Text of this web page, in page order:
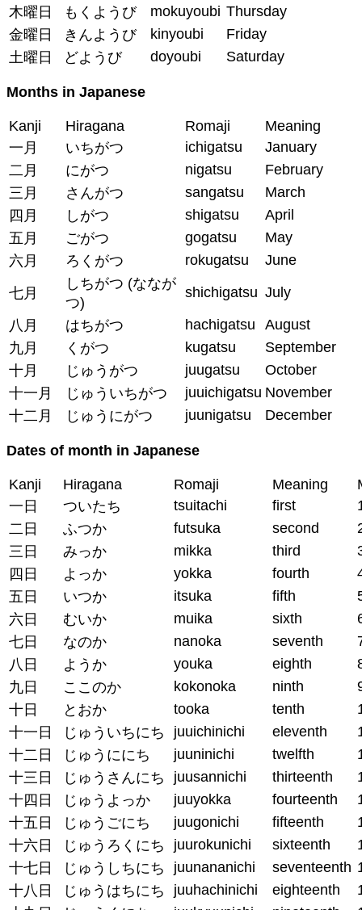
木曜日
もくようび mokuyoubi Thursday
金曜日
きんようび kinyoubi
Friday
土曜日
どようび doyoubi Saturday
Months in Japanese
Kanji Hiragana Romaji
Meaning
一月
いちがつ ichigatsu
January
二月
にがつ nigatsu
February
三月
さんがつ sangatsu
March
四月
しがつ shigatsu
April
五月
ごがつ gogatsu
May
六月
ろくがつ rokugatsu June
七月
しちがつ (ななが
つ)
shichigatsu July
八月 はちがつ hachigatsu
August
九月
くがつ kugatsu
September
十月
じゅうがつ juugatsu
October
十一月
じゅういちがつ juuichigatsu November
十二月
じゅうにがつ juunigatsu December
Dates of month in Japanese
Kanji Hiragana Romaji Meaning
一日
ついたち tsuitachi first
二日
ふつか futsuka second
三日
みっか mikka third
四日
よっか yokka fourth
五日
いつか itsuka fifth
六日
むいか muika sixth
七日
なのか nanoka seventh
八日
ようか youka eighth
九日
ここのか kokonoka ninth
十日
とおか tooka tenth
十一日
じゅういちにち juuichinichi eleventh
十二日
じゅうににち juuninichi twelfth
十三日
じゅうさんにち juusannichi thirteenth
十四日
じゅうよっか juuyokka fourteenth
十五日
じゅうごにち juugonichi fifteenth
十六日
じゅうろくにち juurokunichi sixteenth
十七日
じゅうしちにち juunananichi seventeenth
十八日
じゅうはちにち juuhachinichi eighteenth